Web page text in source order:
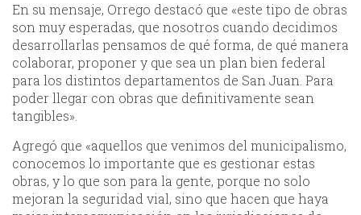
En su mensaje, Orrego destacó que «este tipo de obras
son muy esperadas, que nosotros cuando decidimos
desarrollarlas pensamos de qué forma, de qué manera
colaborar, proponer y que sea un plan bien federal
para los distintos departamentos de San Juan. Para
poder llegar con obras que definitivamente sean
tangibles».
Agregó que «aquellos que venimos del municipalismo,
conocemos lo importante que es gestionar estas
obras, y lo que son para la gente, porque no solo
mejoran la seguridad vial, sino que hacen que haya